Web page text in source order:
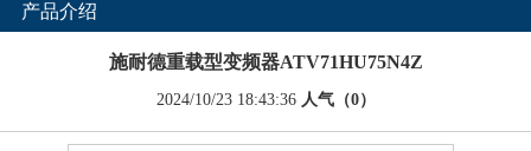
产品介绍
施耐德重载型变频器ATV71HU75N4Z
2024/10/23 18:43:36 人气（0）